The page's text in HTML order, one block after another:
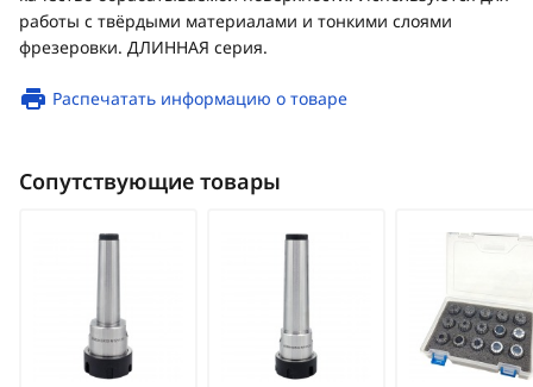
работы с твёрдыми материалами и тонкими слоями
фрезеровки. ДЛИННАЯ серия.
Распечатать информацию о товаре
Сопутствующие товары